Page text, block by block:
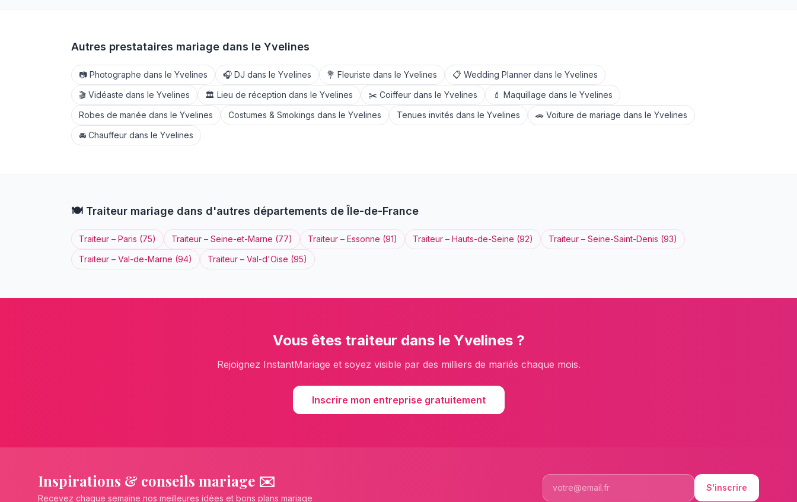
Autres prestataires mariage dans le Yvelines
📷 Photographe dans le Yvelines 🎧 DJ dans le Yvelines 💐 Fleuriste dans le Yvelines 📋 Wedding Planner dans le Yvelines
🎬 Vidéaste dans le Yvelines 🏛️ Lieu de réception dans le Yvelines ✂️ Coiffeur dans le Yvelines 💄 Maquillage dans le Yvelines
Robes de mariée dans le Yvelines Costumes & Smokings dans le Yvelines Tenues invités dans le Yvelines 🚗 Voiture de mariage dans le Yvelines
🚘 Chauffeur dans le Yvelines
🍽️ Traiteur mariage dans d'autres départements de Île-de-France
Traiteur – Paris (75) Traiteur – Seine-et-Marne (77) Traiteur – Essonne (91) Traiteur – Hauts-de-Seine (92) Traiteur – Seine-Saint-Denis (93)
Traiteur – Val-de-Marne (94) Traiteur – Val-d'Oise (95)
Vous êtes traiteur dans le Yvelines?
Rejoignez InstantMariage et soyez visible par des milliers de mariés chaque mois.
Inscrire mon entreprise gratuitement
Inspirations & conseils mariage ✉️
Recevez chaque semaine nos meilleures idées et bons plans mariage
S'inscrire